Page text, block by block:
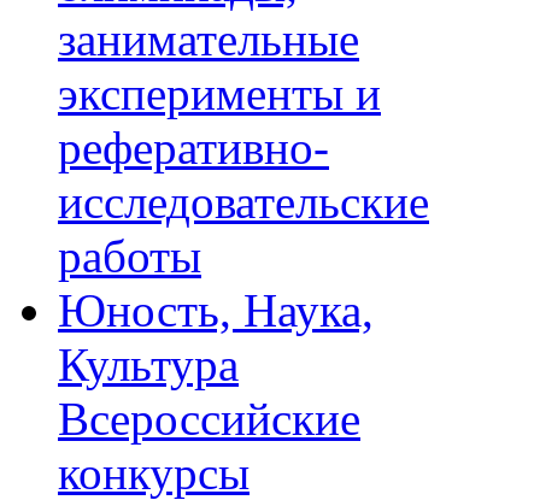
занимательные
эксперименты и
реферативно-
исследовательские
работы
Юность, Наука,
Культура
Всероссийские
конкурсы